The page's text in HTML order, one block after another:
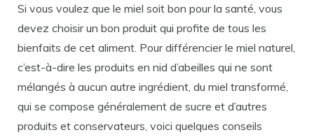
Si vous voulez que le miel soit bon pour la santé, vous
devez choisir un bon produit qui profite de tous les
bienfaits de cet aliment. Pour différencier le miel naturel,
c’est-à-dire les produits en nid d’abeilles qui ne sont
mélangés à aucun autre ingrédient, du miel transformé,
qui se compose généralement de sucre et d’autres
produits et conservateurs, voici quelques conseils